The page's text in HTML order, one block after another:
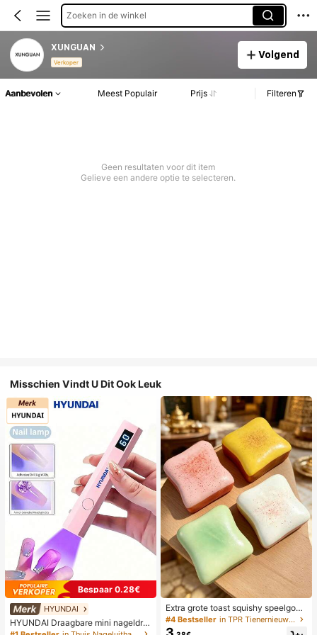
Zoeken in de winkel
XUNGUAN
Verkoper
Volgend
Aanbevolen Meest Populair Prijs Filteren
Geen resultaten voor dit item
Gelieve een andere optie te selecteren.
Misschien Vindt U Dit Ook Leuk
Bespaar 0.28€
HYUNDAI
HYUNDAI Draagbare mini nageldro
ger, oplaadbare handlamp UV/LED
Extra grote toast squishy speelgoe
d, superzachte boter toast stressve
rlichtend knijpspeelgoed, verkrijgba
#4 Bestseller in TPR Tienernieuwigheid en grappenspeelgoed